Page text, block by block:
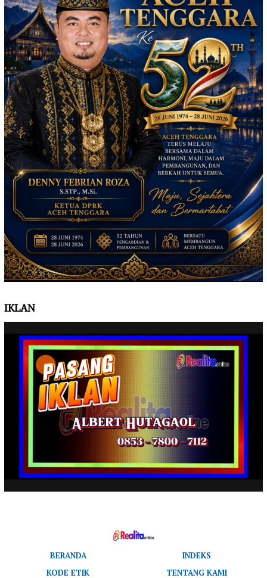
IKLAN
BERANDA
INDEKS
KODE ETIK
TENTANG KAMI